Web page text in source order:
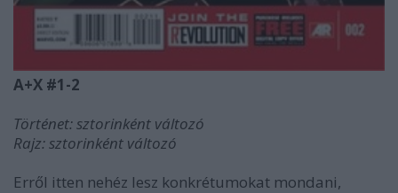
A+X #1-2
Történet: sztorinként változó
Rajz: sztorinként változó
Erről itten nehéz lesz konkrétumokat mondani,